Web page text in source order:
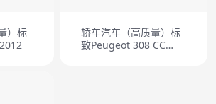
）标
轿车汽车（高质量）标
致Peugeot 308 CC